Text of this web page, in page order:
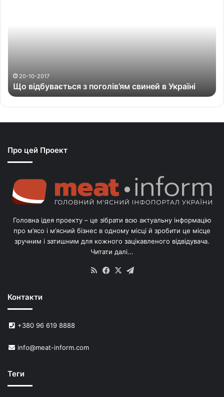
т
ь
п
о
е
й
У
р
ї
20-10-2017
Що відбувається з поголів’ям свиней в Україні
Про цей Проект
Головна ідея проекту – це зібрати всю актуальну інформацію
про м’ясо і м’ясний бізнес в одному місці й зробити це місце
зручним і затишним для кожного зацікавленого відвідувача.
Читати далі...
RSS Facebook
X
Контакти
+380 96 619 8888
info@meat-inform.com
Теги